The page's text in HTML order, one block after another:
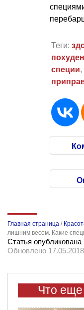
Теги:
специи,
Главная страница /
лишним весом. Какие
Статья опубликована
Обновлено 17.05.2018
Что еще